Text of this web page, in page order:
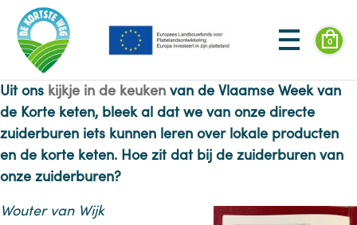
0
Uit ons kijkje in de keuken van de Vlaamse Week van
de Korte keten, bleek al dat we van onze directe
zuiderburen iets kunnen leren over lokale producten
en de korte keten. Hoe zit dat bij de zuiderburen van
onze zuiderburen?
Wouter van Wijk